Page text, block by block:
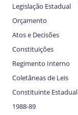
Legislação Estadual
Orçamento
Atos e Decisões
Constituições
Regimento Interno
Coletâneas de Leis
Constituinte Estadual
1988-89